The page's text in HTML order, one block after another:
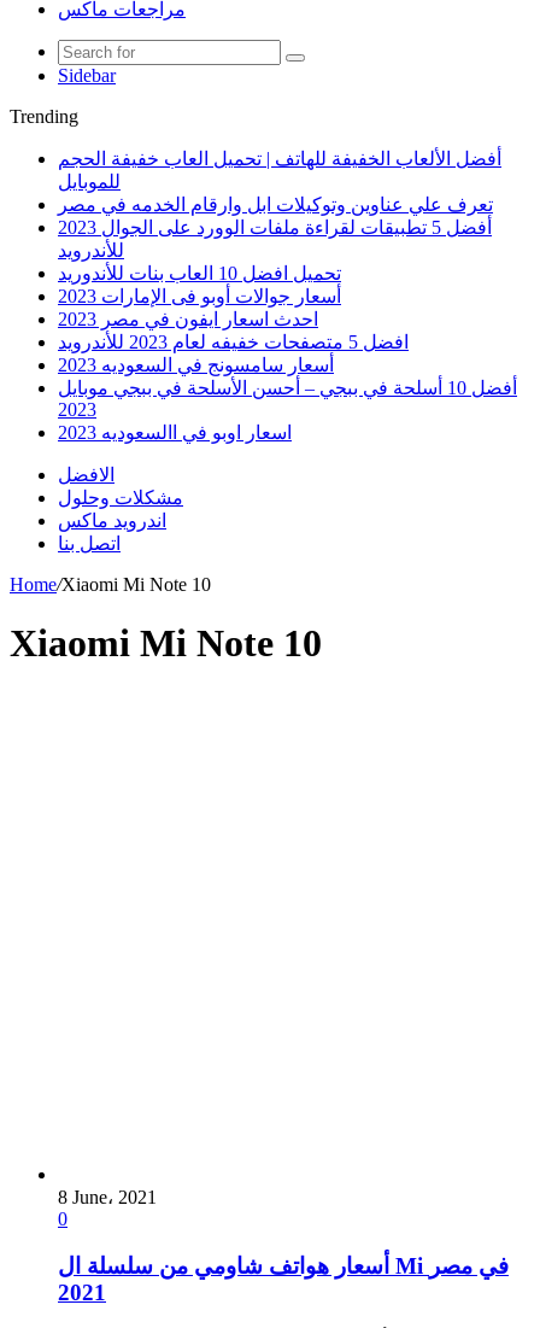
مراجعات ماكس
Sidebar
Trending
أفضل الألعاب الخفيفة للهاتف | تحميل العاب خفيفة الحجم
للموبايل
تعرف علي عناوين وتوكيلات ابل وارقام الخدمه في مصر
أفضل 5 تطبيقات لقراءة ملفات الوورد على الجوال 2023
للأندرويد
تحميل افضل 10 العاب بنات للأندوريد
أسعار جوالات أوبو فى الإمارات 2023
احدث اسعار ايفون في مصر 2023
افضل 5 متصفحات خفيفه لعام 2023 للأندرويد
أسعار سامسونج في السعوديه 2023
أفضل 10 أسلحة في ببجي – أحسن الأسلحة في ببجي موبايل
2023
اسعار اوبو في االسعوديه 2023
الافضل
مشكلات وحلول
اندرويد ماكس
اتصل بنا
Home/Xiaomi Mi Note 10
Xiaomi Mi Note 10
8 June، 2021
0
أسعار هواتف شاومي من سلسلة ال Mi في مصر
2021